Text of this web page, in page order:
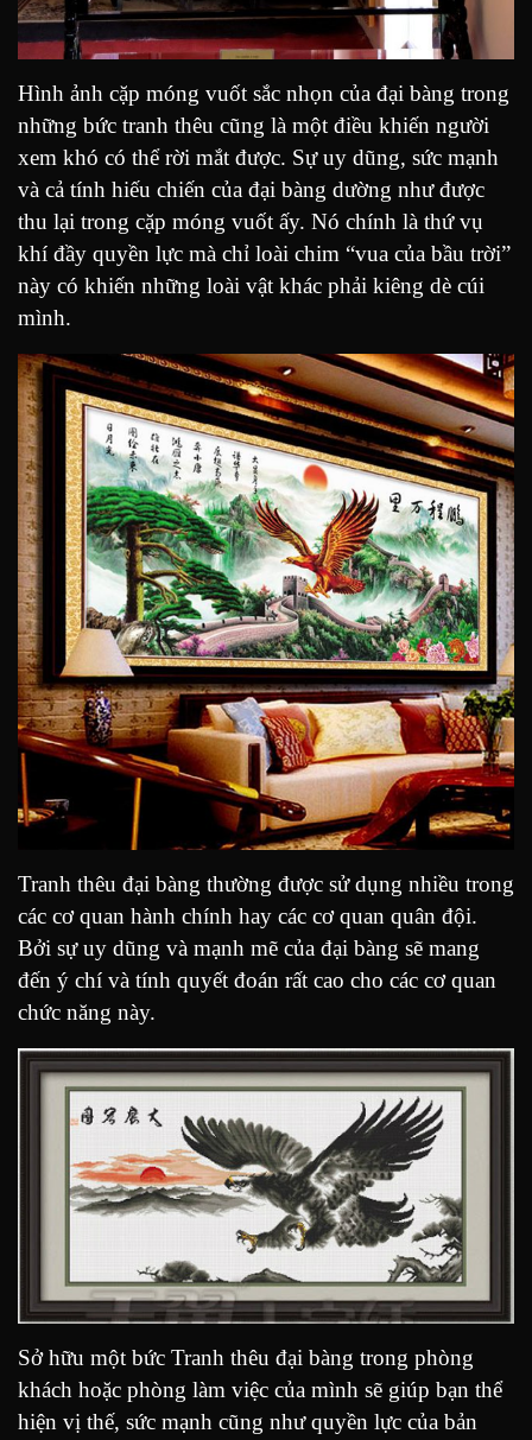
Hình ảnh cặp móng vuốt sắc nhọn của đại bàng trong
những bức tranh thêu cũng là một điều khiến người
xem khó có thể rời mắt được. Sự uy dũng, sức mạnh
và cả tính hiếu chiến của đại bàng dường như được
thu lại trong cặp móng vuốt ấy. Nó chính là thứ vụ
khí đầy quyền lực mà chỉ loài chim “vua của bầu trời”
này có khiến những loài vật khác phải kiêng dè cúi
mình.
Tranh thêu đại bàng thường được sử dụng nhiều trong
các cơ quan hành chính hay các cơ quan quân đội.
Bởi sự uy dũng và mạnh mẽ của đại bàng sẽ mang
đến ý chí và tính quyết đoán rất cao cho các cơ quan
chức năng này.
Sở hữu một bức Tranh thêu đại bàng trong phòng
khách hoặc phòng làm việc của mình sẽ giúp bạn thể
hiện vị thế, sức mạnh cũng như quyền lực của bản